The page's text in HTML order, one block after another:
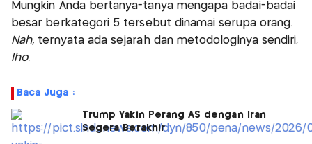
Mungkin Anda bertanya-tanya mengapa badai-badai
besar berkategori 5 tersebut dinamai serupa orang.
Nah, ternyata ada sejarah dan metodologinya sendiri,
lho.
Baca Juga :
Trump Yakin Perang AS dengan Iran
Segera Berakhir